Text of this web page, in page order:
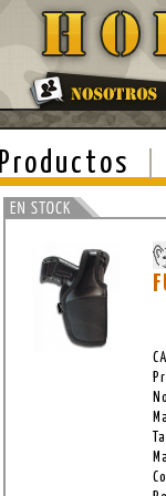
Productos